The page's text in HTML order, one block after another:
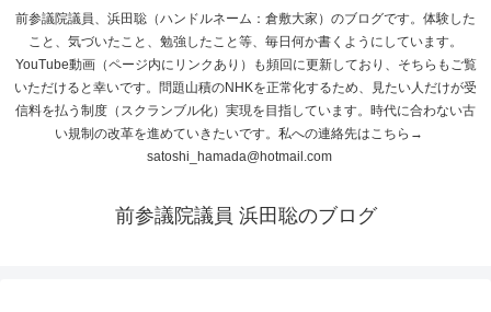
前参議院議員、浜田聡（ハンドルネーム：倉敷大家）のブログです。体験した
こと、気づいたこと、勉強したこと等、毎日何か書くようにしています。
YouTube動画（ページ内にリンクあり）も頻回に更新しており、そちらもご覧
いただけると幸いです。問題山積のNHKを正常化するため、見たい人だけが受
信料を払う制度（スクランブル化）実現を目指しています。時代に合わない古
い規制の改革を進めていきたいです。私への連絡先はこちら→
satoshi_hamada@hotmail.com
前参議院議員 浜田聡のブログ